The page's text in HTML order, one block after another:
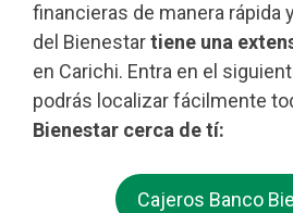
financieras de manera rápida
del Bienestartiene una
en Carichi. Entra en el
podrás localizar fácilmente
Bienestar cerca de tí:
Cajeros Banco